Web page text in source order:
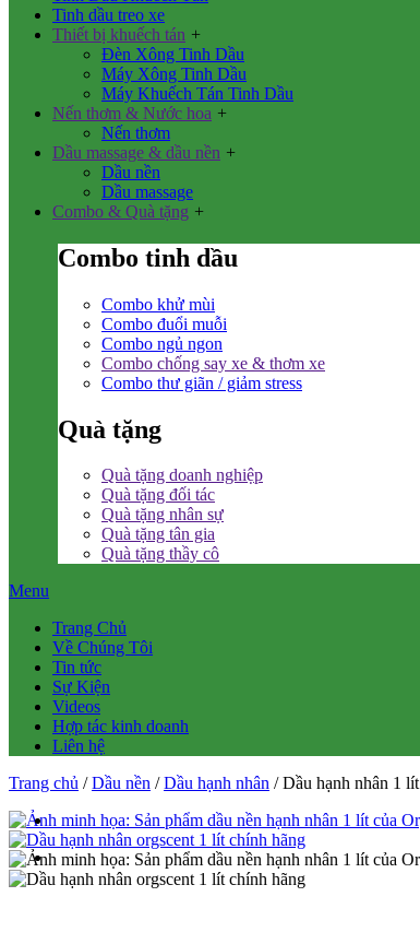
Tinh dầu treo xe
Thiết bị khuếch tán +
Đèn Xông Tinh Dầu
Máy Xông Tinh Dầu
Máy Khuếch Tán Tinh Dầu
Nến thơm & Nước hoa +
Nến thơm
Dầu massage & dầu nền +
Dầu nền
Dầu massage
Combo & Quà tặng +
Combo tinh dầu
Combo khử mùi
Combo đuổi muỗi
Combo ngủ ngon
Combo chống say xe & thơm xe
Combo thư giãn / giảm stress
Quà tặng
Quà tặng doanh nghiệp
Quà tặng đối tác
Quà tặng nhân sự
Quà tặng tân gia
Quà tặng thầy cô
Menu
Trang Chủ
Về Chúng Tôi
Tin tức
Sự Kiện
Videos
Hợp tác kinh doanh
Liên hệ
Trang chủ /Dầu nền /Dầu hạnh nhân / Dầu hạnh nhân 1 lít